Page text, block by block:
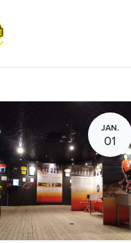
JAN.
01